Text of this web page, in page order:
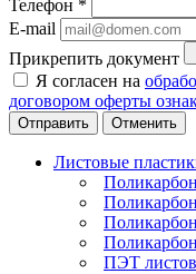
Телефон *
E-mail
Прикрепить документ
Я согласен на
договором оферты
Отменить
Листовые
ПЭТ